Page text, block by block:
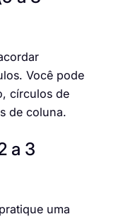
Você pode
círculos de
de coluna.
a 3
uma